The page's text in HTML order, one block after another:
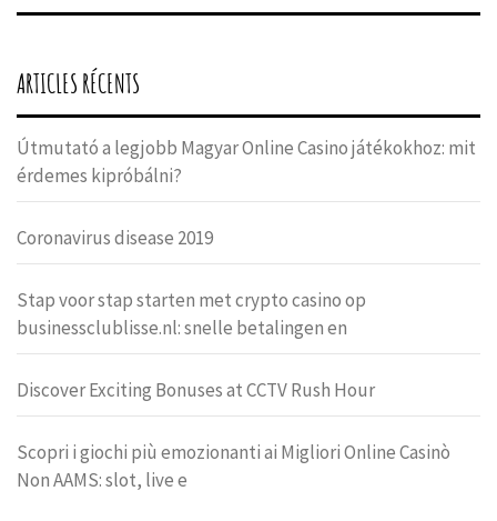
ARTICLES RÉCENTS
Útmutató a legjobb Magyar Online Casino játékokhoz: mit
érdemes kipróbálni?
Coronavirus disease 2019
Stap voor stap starten met crypto casino op
businessclublisse.nl: snelle betalingen en
Discover Exciting Bonuses at CCTV Rush Hour
Scopri i giochi più emozionanti ai Migliori Online Casinò
Non AAMS: slot, live e